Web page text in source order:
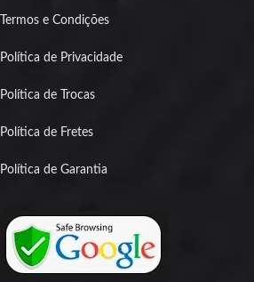
Termos e Condições
Política de Privacidade
Política de Trocas
Política de Fretes
Política de Garantia